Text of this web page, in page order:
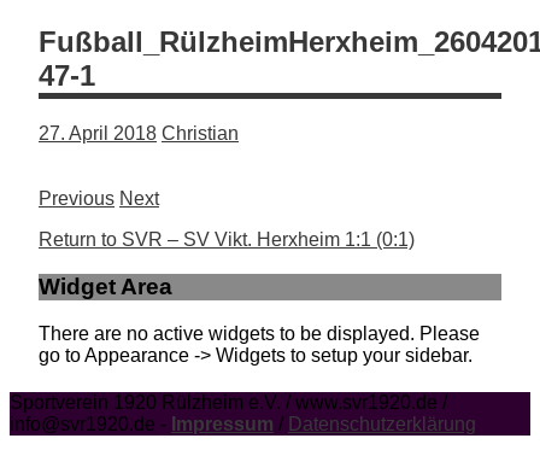
47-1
27. April 2018 Christian
Previous Next
Return to SVR – SV Vikt. Herxheim 1:1 (0:1)
Widget Area
There are no active widgets to be displayed. Please
go to Appearance -> Widgets to setup your sidebar.
Sportverein 1920 Rülzheim e.V. / www.svr1920.de /
info@svr1920.de - Impressum / Datenschutzerklärung